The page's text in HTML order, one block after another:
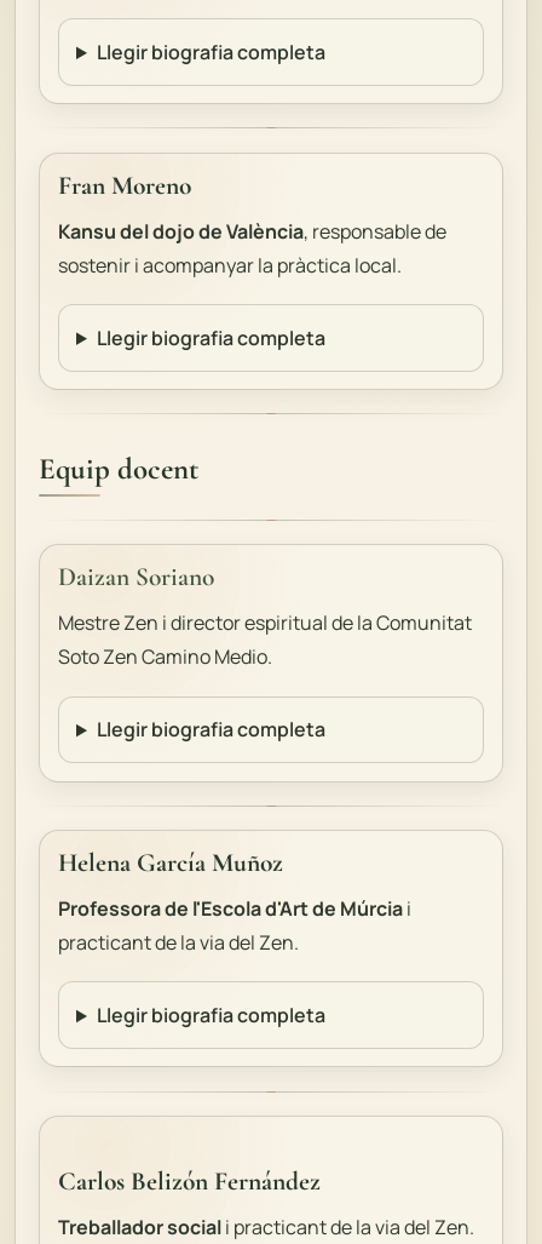
Llegir biografia completa
Fran Moreno
Kansu del dojo de València, responsable de
sostenir i acompanyar la pràctica local.
Llegir biografia completa
Equip docent
Daizan Soriano
Mestre Zen i director espiritual de la Comunitat
Soto Zen Camino Medio.
Llegir biografia completa
Helena García Muñoz
Professora de l'Escola d'Art de Múrciai
practicant de la via del Zen.
Llegir biografia completa
Carlos Belizón Fernández
Treballador sociali practicant de la via del Zen.